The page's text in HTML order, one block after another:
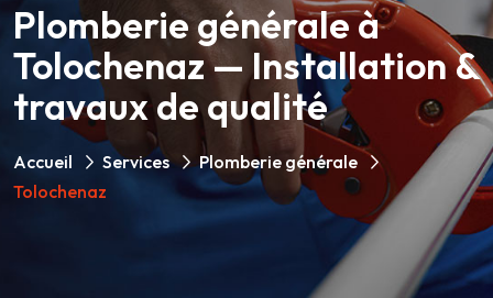
Plomberie générale à
Tolochenaz — Installation &
travaux de qualité
Accueil Services
Plomberie générale
Tolochenaz